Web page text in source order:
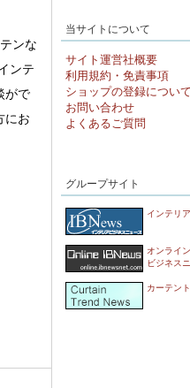
ンな
ンテ
がで
にお
当サイトについて
サイト運営社概要
利用規約・免責事項
ショップの登録について
お問い合わせ
よくあるご質問
グループサイト
インテリ
オンライ
ビジネス
カーテン